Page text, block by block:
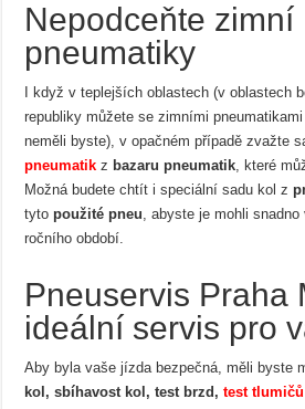
Nepodceňte zimní
pneumatiky
I když v teplejších oblastech (v oblastech
republiky můžete se zimními
neměli byste), v opačném případě zvažte
pneumatik z bazaru pneumatik, které
Možná budete chtít i speciální sadu kol z
tytopoužité pneu, abyste je mohli
ročního období.
Pneuservis Praha
ideální servis pro
Aby byla vaše jízda bezpečná, měli byste
kol, sbíhavost kol, test brzd,test tlumičů